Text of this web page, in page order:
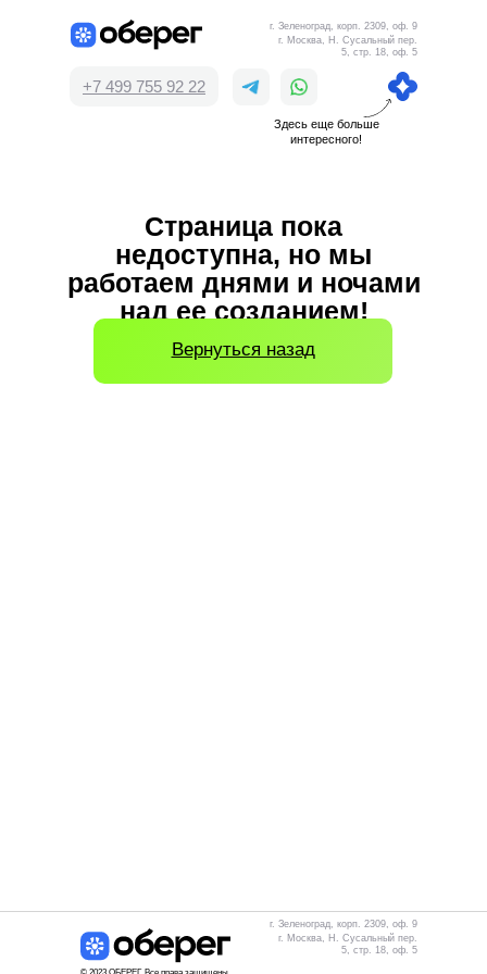
Здесь еще больше
интересного!
+7 499 755 92 22
г. Москва, Н. Сусальный пер.
5, стр. 18, оф. 5
г. Зеленоград, корп. 2309, оф. 9
Страница пока
недоступна, но мы
работаем днями и ночами
над ее созданием!
Вернуться назад
г. Москва, Н. Сусальный пер.
5, стр. 18, оф. 5
г. Зеленоград, корп. 2309, оф. 9